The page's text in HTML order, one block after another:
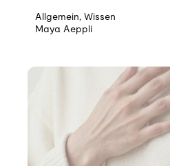
Allgemein,Wissen
Maya Aeppli